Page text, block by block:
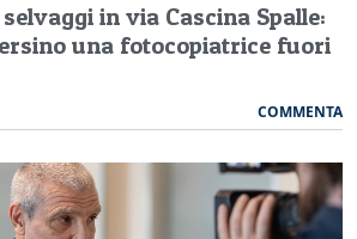
in via Cascina Spalle:
una fotocopiatrice fuori
COMMENTA